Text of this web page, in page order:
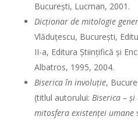
Bucureşti, Lucman, 2001.
Dicţionar de mitologie
Vlăduţescu, Bucureşti,
II-a, Editura Ştiinţifică şi
Albatros, 1995, 2004.
Biserica în involuţie,
(titlul autorului: Biserica –
mitosfera existenţei umane